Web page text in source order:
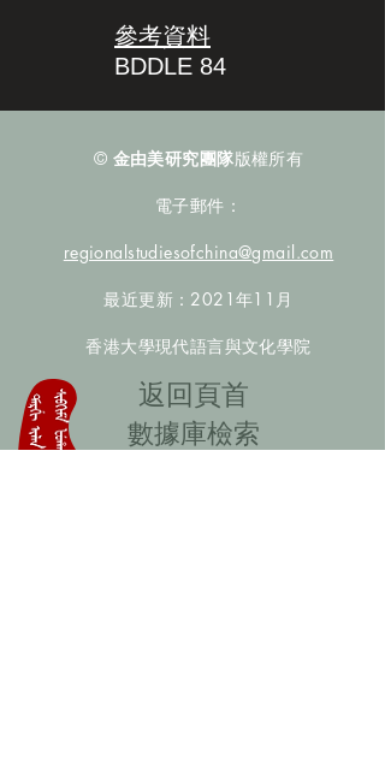
參考資料
BDDLE 84
© 金由美研究團隊版權所有
電子郵件：
regionalstudiesofchina@gmail.com
最近更新：2021年11月
香港大學現代語言與文化學院
​返回頁首
數據庫檢索